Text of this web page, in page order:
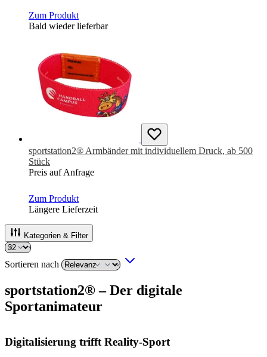
Zum Produkt
Bald wieder lieferbar
sportstation2® Armbänder mit individuellem Druck, ab 500
Stück
Preis auf Anfrage
Zum Produkt
Längere Lieferzeit
Kategorien & Filter
Sortieren nach
sportstation2® – Der digitale
Sportanimateur
Digitalisierung trifft Reality-Sport